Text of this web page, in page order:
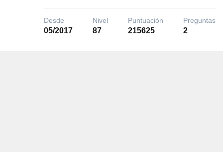
Desde
05/2017
Nivel
87
Puntuación
215625
Preguntas
2